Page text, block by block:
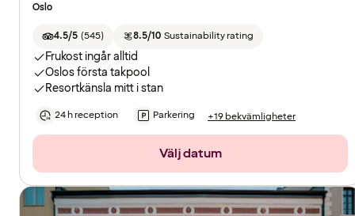
Oslo
4.5/5 (545) 8.5/10 Sustainability rating
Frukost ingår alltid
Oslos första takpool
Resortkänsla mitt i stan
24 h reception Parkering +19 bekvämligheter
Välj datum